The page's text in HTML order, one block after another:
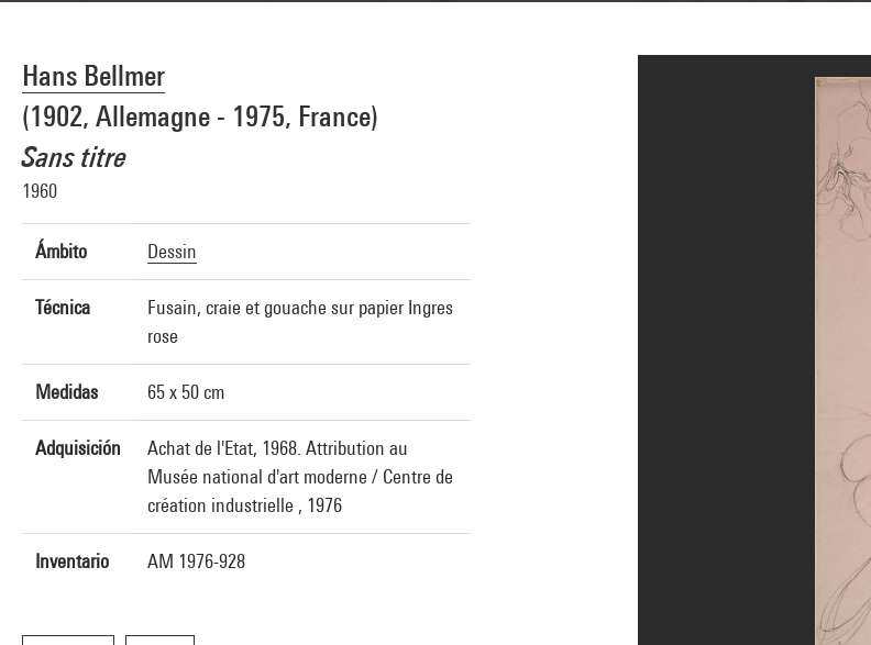
Hans Bellmer
(1902, Allemagne - 1975, France)
Sans titre
1960
Ámbito Dessin
Técnica
Fusain, craie et gouache sur papier Ingres
rose
Medidas 65 x 50 cm
Adquisición
Achat de l'Etat, 1968. Attribution au
Musée national d'art moderne / Centre de
création industrielle , 1976
Inventario AM 1976-928